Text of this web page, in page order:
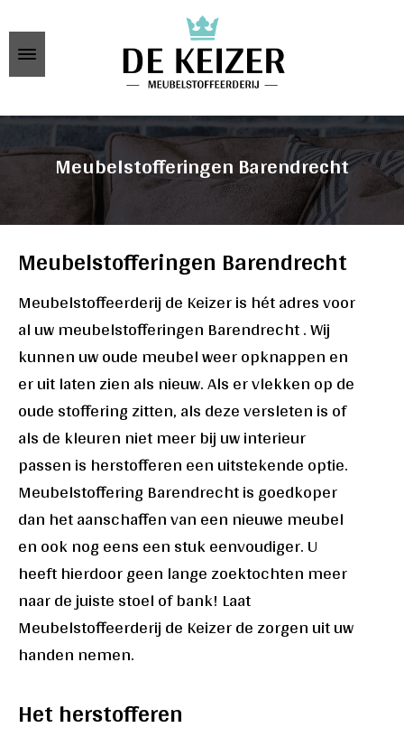
Meubelstofferingen Barendrecht
Meubelstofferingen Barendrecht
Meubelstoffeerderij de Keizer is hét adres voor
al uw meubelstofferingen Barendrecht . Wij
kunnen uw oude meubel weer opknappen en
er uit laten zien als nieuw. Als er vlekken op de
oude stoffering zitten, als deze versleten is of
als de kleuren niet meer bij uw interieur
passen is herstofferen een uitstekende optie.
Meubelstoffering Barendrecht is goedkoper
dan het aanschaffen van een nieuwe meubel
en ook nog eens een stuk eenvoudiger. U
heeft hierdoor geen lange zoektochten meer
naar de juiste stoel of bank! Laat
Meubelstoffeerderij de Keizer de zorgen uit uw
handen nemen.
Het herstofferen